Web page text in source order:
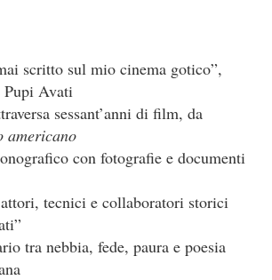
scritto sul mio cinema gotico”,
Pupi Avati
sessant’anni di film, da
americano
con fotografie e documenti
tecnici e collaboratori storici
tra nebbia, fede, paura e poesia